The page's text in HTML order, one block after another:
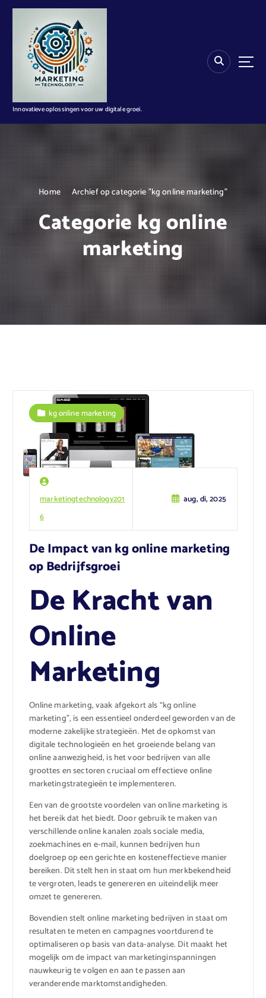
n
Innovatieve oplossingen voor uw digitale groei.
Home Archief op categorie "kg online marketing"
Categorie kg online
marketing
marketingtechnology201
6
aug, di, 2025
kg online marketing
De Impact van kg online marketing
op Bedrijfsgroei
De Kracht van
Online
Marketing
Online marketing, vaak afgekort als “kg online
marketing”, is een essentieel onderdeel geworden van de
moderne zakelijke strategieën. Met de opkomst van
digitale technologieën en het groeiende belang van
online aanwezigheid, is het voor bedrijven van alle
groottes en sectoren cruciaal om effectieve online
marketingstrategieën te implementeren.
Een van de grootste voordelen van online marketing is
het bereik dat het biedt. Door gebruik te maken van
verschillende online kanalen zoals sociale media,
zoekmachines en e-mail, kunnen bedrijven hun
doelgroep op een gerichte en kosteneffectieve manier
bereiken. Dit stelt hen in staat om hun merkbekendheid
te vergroten, leads te genereren en uiteindelijk meer
omzet te genereren.
Bovendien stelt online marketing bedrijven in staat om
resultaten te meten en campagnes voortdurend te
optimaliseren op basis van data-analyse. Dit maakt het
mogelijk om de impact van marketinginspanningen
nauwkeurig te volgen en aan te passen aan
veranderende marktomstandigheden.